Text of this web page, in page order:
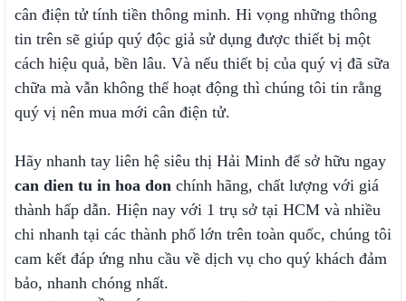
cân điện tử tính tiền thông minh. Hi vọng những thông
tin trên sẽ giúp quý độc giả sử dụng được thiết bị một
cách hiệu quả, bền lâu. Và nếu thiết bị của quý vị đã sữa
chữa mà vẫn không thể hoạt động thì chúng tôi tin rằng
quý vị nên mua mới cân điện tử.
Hãy nhanh tay liên hệ siêu thị Hải Minh để sở hữu ngay
can dien tu in hoa don chính hãng, chất lượng với giá
thành hấp dẫn. Hiện nay với 1 trụ sở tại HCM và nhiều
chi nhanh tại các thành phố lớn trên toàn quốc, chúng tôi
cam kết đáp ứng nhu cầu về dịch vụ cho quý khách đảm
bảo, nhanh chóng nhất.